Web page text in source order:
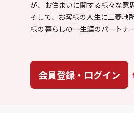
が、お住まいに関する様々な意
そして、お客様の人生に三菱地
様の暮らしの一生涯のパートナ
会員登録・ログイン